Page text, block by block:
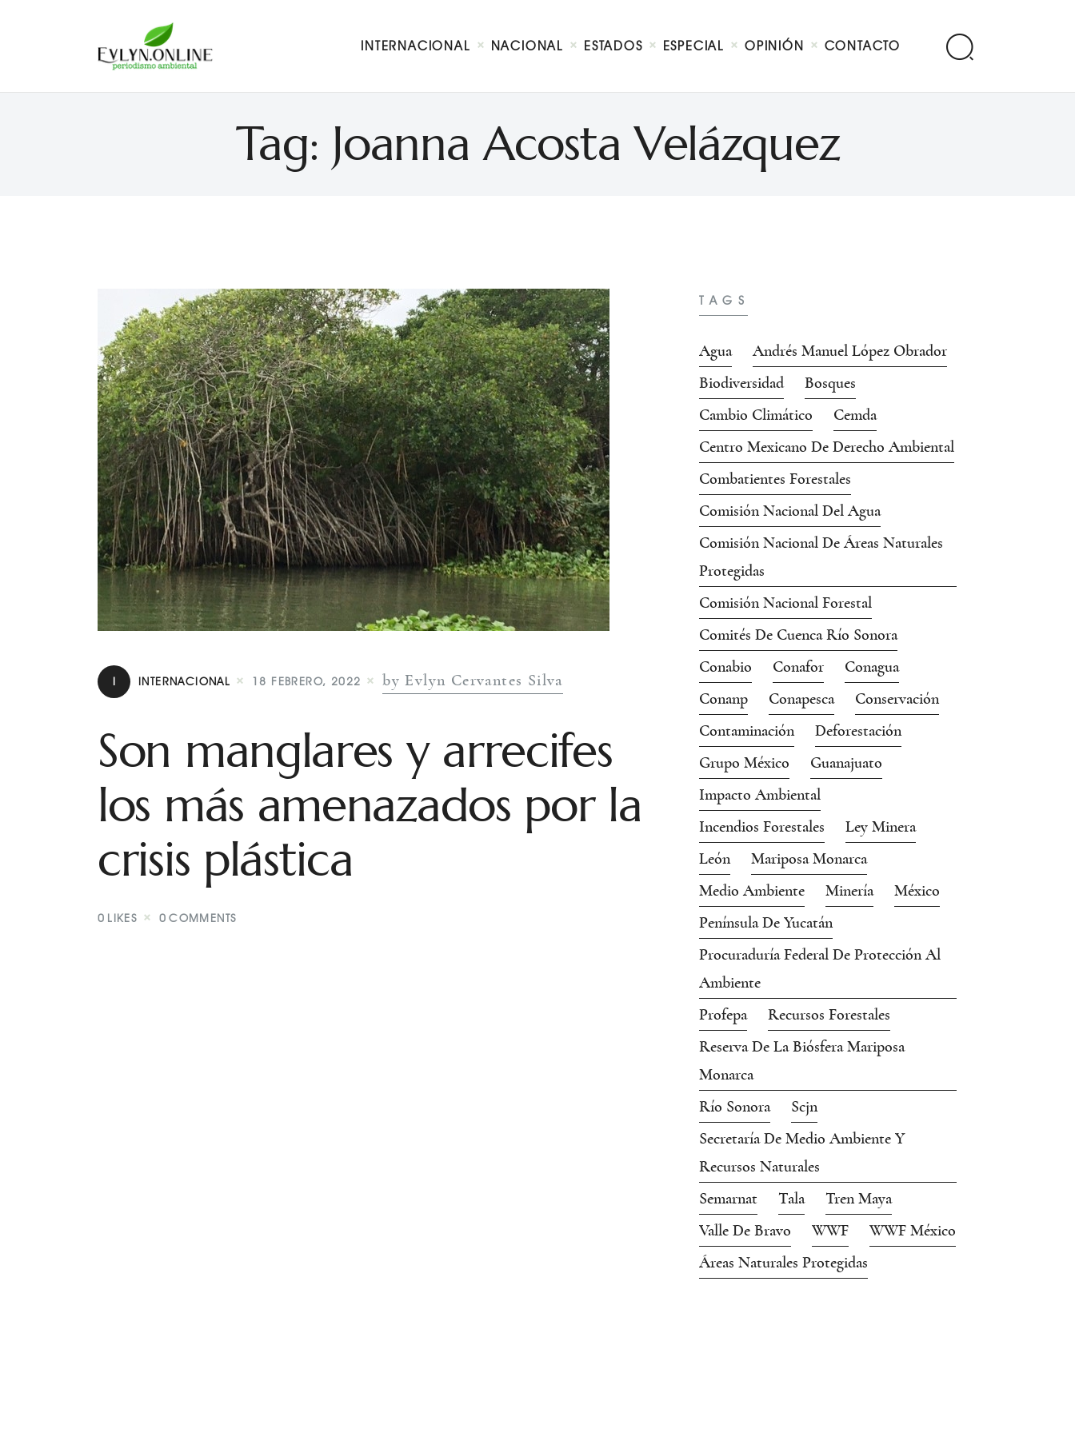
INTERNACIONAL NACIONAL ESTADOS ESPECIAL OPINIÓN CONTACTO
Tag: Joanna Acosta Velázquez
Evlyn Online
Periodismo para autogobernarse
Nacional
Especial
Contacto
I INTERNACIONAL 18 FEBRERO, 2022 by Evlyn Cervantes Silva
Son manglares y arrecifes
los más amenazados por la
crisis plástica
0 LIKES 0 COMMENTS
TAGS
Agua
Andrés Manuel López Obrador
Biodiversidad
Bosques
Cambio Climático
Cemda
Centro Mexicano De Derecho Ambiental
Combatientes Forestales
Comisión Nacional Del Agua
Comisión Nacional De Áreas Naturales
Protegidas
Comisión Nacional Forestal
Comités De Cuenca Río Sonora
Conabio
Conafor
Conagua
Conanp
Conapesca
Conservación
Contaminación
Deforestación
Grupo México
Guanajuato
Impacto Ambiental
Incendios Forestales
Ley Minera
León
Mariposa Monarca
Medio Ambiente
Minería
México
Península De Yucatán
Procuraduría Federal De Protección Al
Ambiente
Profepa
Recursos Forestales
Reserva De La Biósfera Mariposa
Monarca
Río Sonora
Scjn
Secretaría De Medio Ambiente Y
Recursos Naturales
Semarnat
Tala
Tren Maya
Valle De Bravo
WWF
WWF México
Áreas Naturales Protegidas